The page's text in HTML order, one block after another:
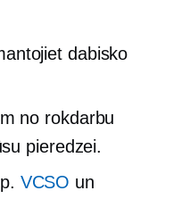
dabisko
no rokdarbu
pieredzei.
VCSO un